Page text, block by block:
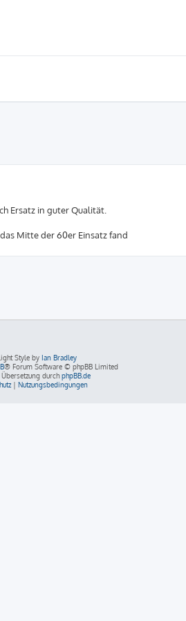
Ersatz in guter Qualität.
Mitte der 60er Einsatz fand
Style by Ian Bradley
® Forum Software © phpBB Limited
Übersetzung durch phpBB.de
| Nutzungsbedingungen